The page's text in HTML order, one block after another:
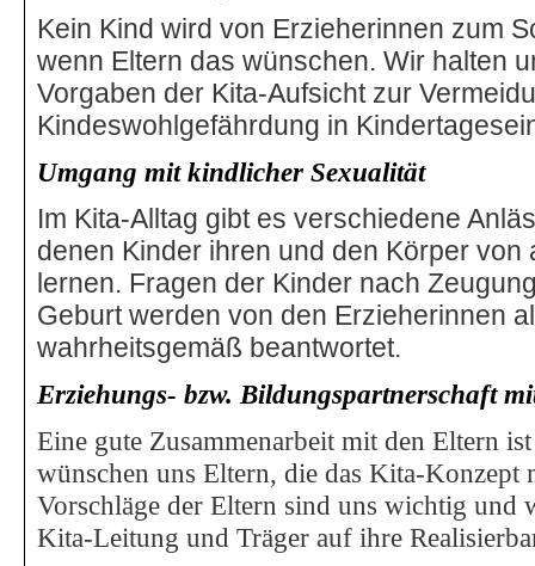
Kein Kind wird von Erzieherinnen zum
wenn Eltern das wünschen. Wir halten
Vorgaben der Kita-Aufsicht zur
Kindeswohlgefährdung in
Umgang mit kindlicher Sexualität
Im Kita-Alltag gibt es verschiedene
denen Kinder ihren und den Körper
lernen. Fragen der Kinder nach
Geburt werden von den Erzieherinnen
wahrheitsgemäß beantwortet.
Erziehungs- bzw. Bildungspartnerschaft
Eine gute Zusammenarbeit mit den Eltern
wünschen uns Eltern, die das Kita-Konzept
Vorschläge der Eltern sind uns wichtig und
Kita-Leitung und Träger auf ihre